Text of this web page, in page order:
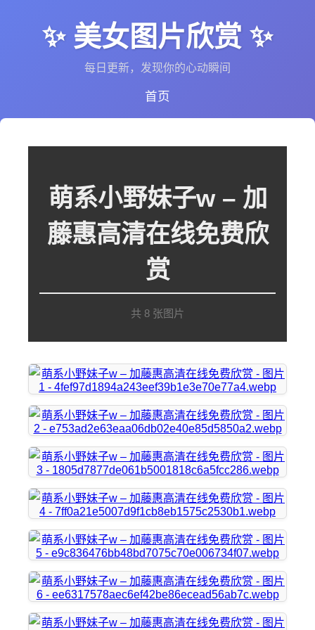
✨ 美女图片欣赏 ✨
每日更新，发现你的心动瞬间
首页
萌系小野妹子w – 加
藤惠高清在线免费欣
赏
共 8 张图片